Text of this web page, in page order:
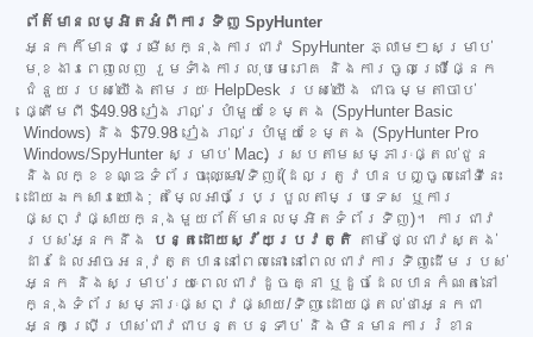
ព័ត៌មានលម្អិតអំពីការទិញ SpyHunter
អ្នកក៏មានជម្រើសក្នុងការជាវ SpyHunter ភ្លាមៗសម្រាប់
មុខងារពេញលេញ រួមទាំងការលុបមេរោគ និងការចូលប្រើផ្នែក
ជំនួយរបស់យើងតាមរយៈ HelpDesk របស់យើង ជាធម្មតាចាប់
ផ្តើមពី $49.98 រៀងរាល់ប្រាំមួយខែម្តង (SpyHunter Basic
Windows) និង $79.98 រៀងរាល់ប្រាំមួយខែម្តង (SpyHunter Pro
Windows/SpyHunter សម្រាប់ Mac) ស្របតាមសម្ភារៈផ្តល់ជូន
និងលក្ខខណ្ឌទំព័រចុះឈ្មោះ/ទិញ (ដែលត្រូវបានបញ្ចូលនៅទីនេះ
ដោយឯកសារយោង; តម្លៃអាចប្រែប្រួលតាមប្រទេស ឬការ
ផ្សព្វផ្សាយក្នុងមួយព័ត៌មានលម្អិតទំព័រទិញ)។ ការជាវ
របស់អ្នកនឹង
បន្តដោយស្វ័យប្រវត្តិ តាមថ្លៃជាវស្តង់
ដារដែលអាចអនុវត្តបាននៅពេលនោះ នៅពេលជាវការទិញដើមរបស់
អ្នក និងសម្រាប់រយៈពេលជាវដូចគ្នា ឬដូចដែលបានកំណត់នៅ
ក្នុងទំព័រសម្ភារៈផ្សព្វផ្សាយ/ទិញ ដោយផ្តល់ថាអ្នកជា
អ្នកប្រើប្រាស់ជាវជាបន្តបន្ទាប់ និងមិនមានការរំខាន